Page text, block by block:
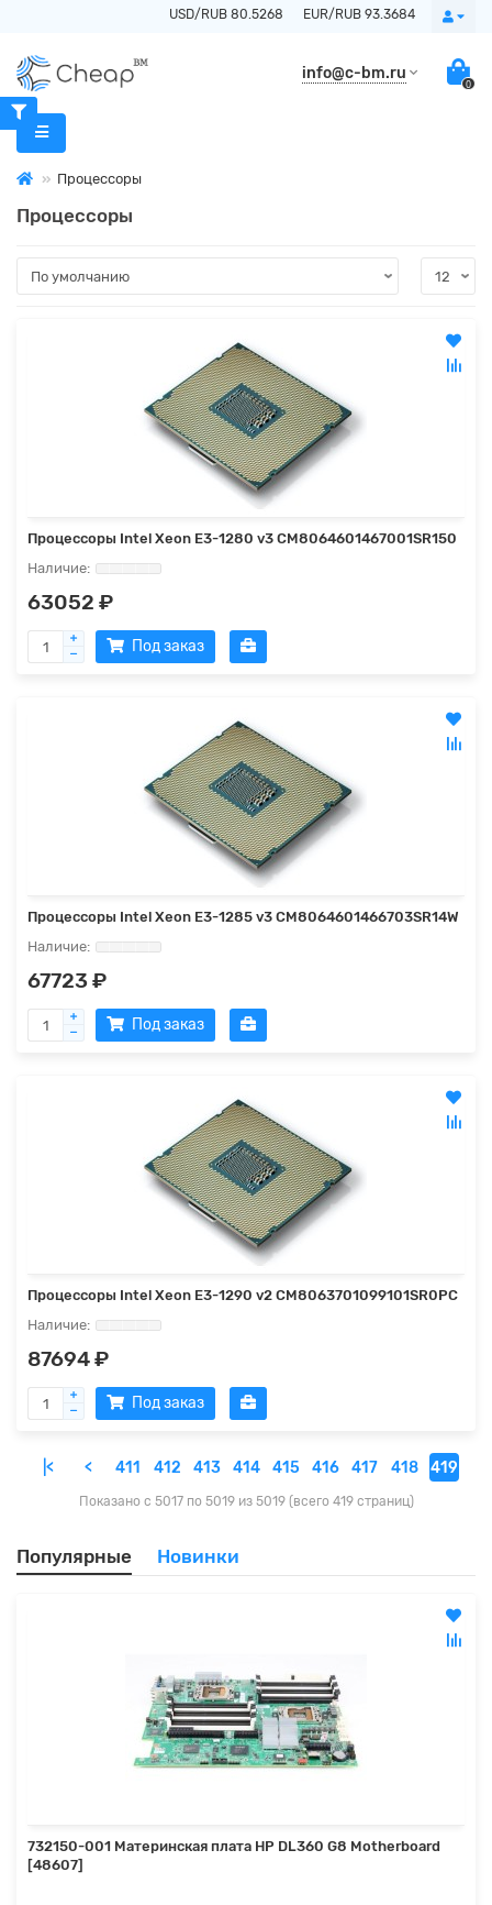
USD/RUB 80.5268 EUR/RUB 93.3684
info@c-bm.ru
0
Процессоры
Процессоры
Процессоры Intel Xeon E3-1280 v3 CM8064601467001SR150
63052 ₽
Под заказ
Процессоры Intel Xeon E3-1285 v3 CM8064601466703SR14W
67723 ₽
Под заказ
Процессоры Intel Xeon E3-1290 v2 CM8063701099101SR0PC
87694 ₽
Под заказ
|< < 411 412 413 414 415 416 417 418 419
Показано с 5017 по 5019 из 5019 (всего 419 страниц)
Популярные Новинки
732150-001 Материнская плата HP DL360 G8 Motherboard
[48607]